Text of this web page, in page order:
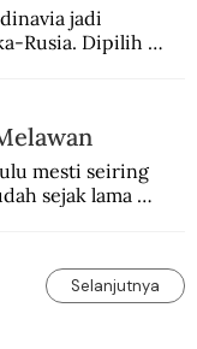
jadi
Rusia. Dipilih
mesti seiring
sejak lama
Selanjutnya